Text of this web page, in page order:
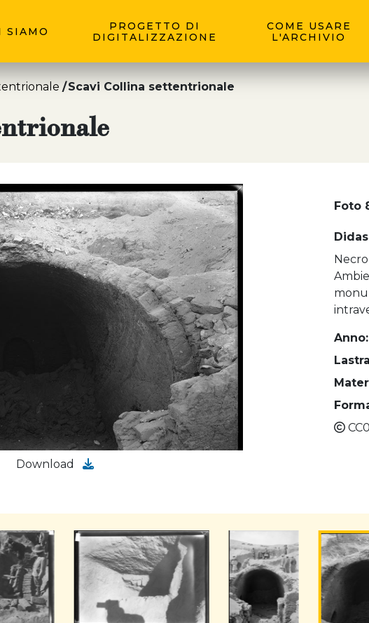
SIAMO
PROGETTO DI
DIGITALIZZAZIONE
COME USARE
L'ARCHIVIO
Scavi Collina settentrionale
Download
Foto
Anno:
CC0